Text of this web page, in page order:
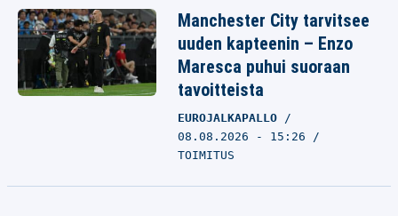
Manchester City tarvitsee
uuden kapteenin – Enzo
Maresca puhui suoraan
tavoitteista
EUROJALKAPALLO
08.08.2026 - 15:26
TOIMITUS